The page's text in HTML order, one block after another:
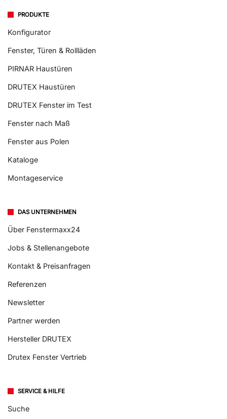
PRODUKTE
Konfigurator
Fenster, Türen & Rollläden
PIRNAR Haustüren
DRUTEX Haustüren
DRUTEX Fenster im Test
Fenster nach Maß
Fenster aus Polen
Kataloge
Montageservice
DAS UNTERNEHMEN
Über Fenstermaxx24
Jobs & Stellenangebote
Kontakt & Preisanfragen
Referenzen
Newsletter
Partner werden
Hersteller DRUTEX
Drutex Fenster Vertrieb
SERVICE & HILFE
Suche